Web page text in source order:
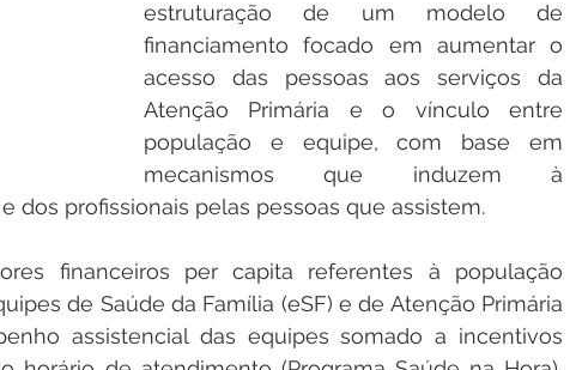
estruturação de um modelo de
financiamento focado em aumentar o
acesso das pessoas aos serviços da
Atenção Primária e o vínculo entre
população e equipe, com base em
mecanismos que induzem à
dos profissionais pelas pessoas que assistem.
financeiros per capita referentes à população
de Saúde da Família (eSF) e de Atenção Primária
assistencial das equipes somado a incentivos